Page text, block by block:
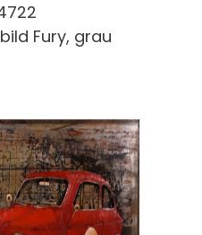
Fury, grau